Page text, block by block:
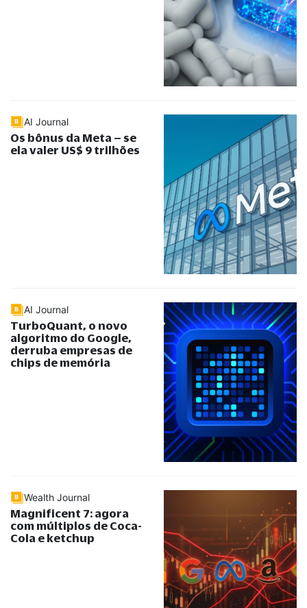
AI Journal
Os bônus da Meta – se
ela valer US$ 9 trilhões
AI Journal
TurboQuant, o novo
algoritmo do Google,
derruba empresas de
chips de memória
Wealth Journal
Magnificent 7: agora
com múltiplos de Coca-
Cola e ketchup